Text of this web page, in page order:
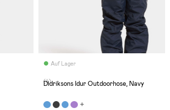
Auf Lager
(4)
Didriksons Idur Outdoorhose, Navy